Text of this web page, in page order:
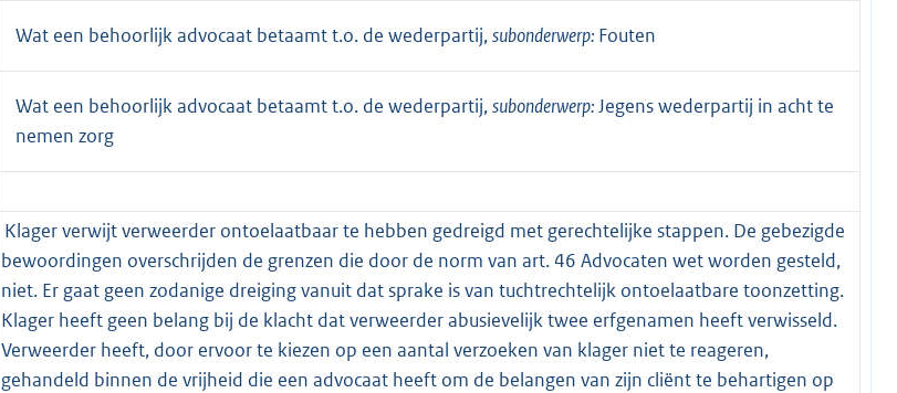
Wat een behoorlijk advocaat betaamt t.o. de wederpartij,subonderwerp: Fouten
Wat een behoorlijk advocaat betaamt t.o. de wederpartij,subonderwerp:Jegens wederpartij in acht te
nemen zorg
Klager verwijt verweerder ontoelaatbaar te hebben gedreigd met gerechtelijke stappen. De gebezigde
bewoordingen overschrijden de grenzen die door de norm van art. 46 Advocaten wet worden gesteld,
niet. Er gaat geen zodanige dreiging vanuit dat sprake is van tuchtrechtelijk ontoelaatbare toonzetting.
Klager heeft geen belang bij de klacht dat verweerder abusievelijk twee erfgenamen heeft verwisseld.
Verweerder heeft, door ervoor te kiezen op een aantal verzoeken van klager niet te reageren,
gehandeld binnen de vrijheid die een advocaat heeft om de belangen van zijn cliënt te behartigen op